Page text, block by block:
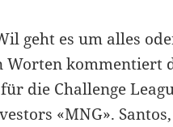
geht es um alles
Worten kommentiert
die Challenge
«MNG».